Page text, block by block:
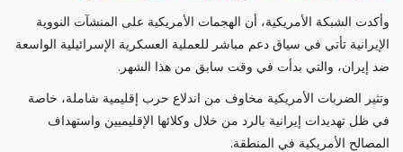
وأكدت الشبكة الأمريكية، أن الهجمات الأمريكية على المنشآت النووية
الإيرانية تأتي في سياق دعم مباشر للعملية العسكرية الإسرائيلية الواسعة
ضد إيران، والتي بدأت في وقت سابق من هذا الشهر.
وتثير الضربات الأمريكية مخاوف من اندلاع حرب إقليمية شاملة، خاصة
في ظل تهديدات إيرانية بالرد من خلال وكلائها الإقليميين واستهداف
المصالح الأمريكية في المنطقة.